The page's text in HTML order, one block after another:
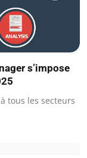
s’impose
tous les secteurs